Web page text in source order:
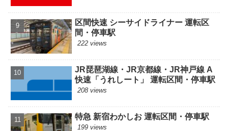
区間快速 シーサイドライナー 運転区
間・停車駅
222 views
JR琵琶湖線・JR京都線・JR神戸線 A
快速「うれしート」 運転区間・停車駅
208 views
特急 新宿わかしお 運転区間・停車駅
199 views